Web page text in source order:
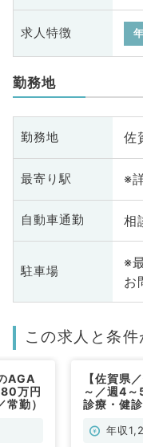
求人特徴
勤務地
勤務地 佐
最寄り駅 ※
自動車通勤 相
駐車場
※
お
この求人と条件
AGA
万円
勤）
【佐賀県
～／週4
診療・健
内科／常
年収